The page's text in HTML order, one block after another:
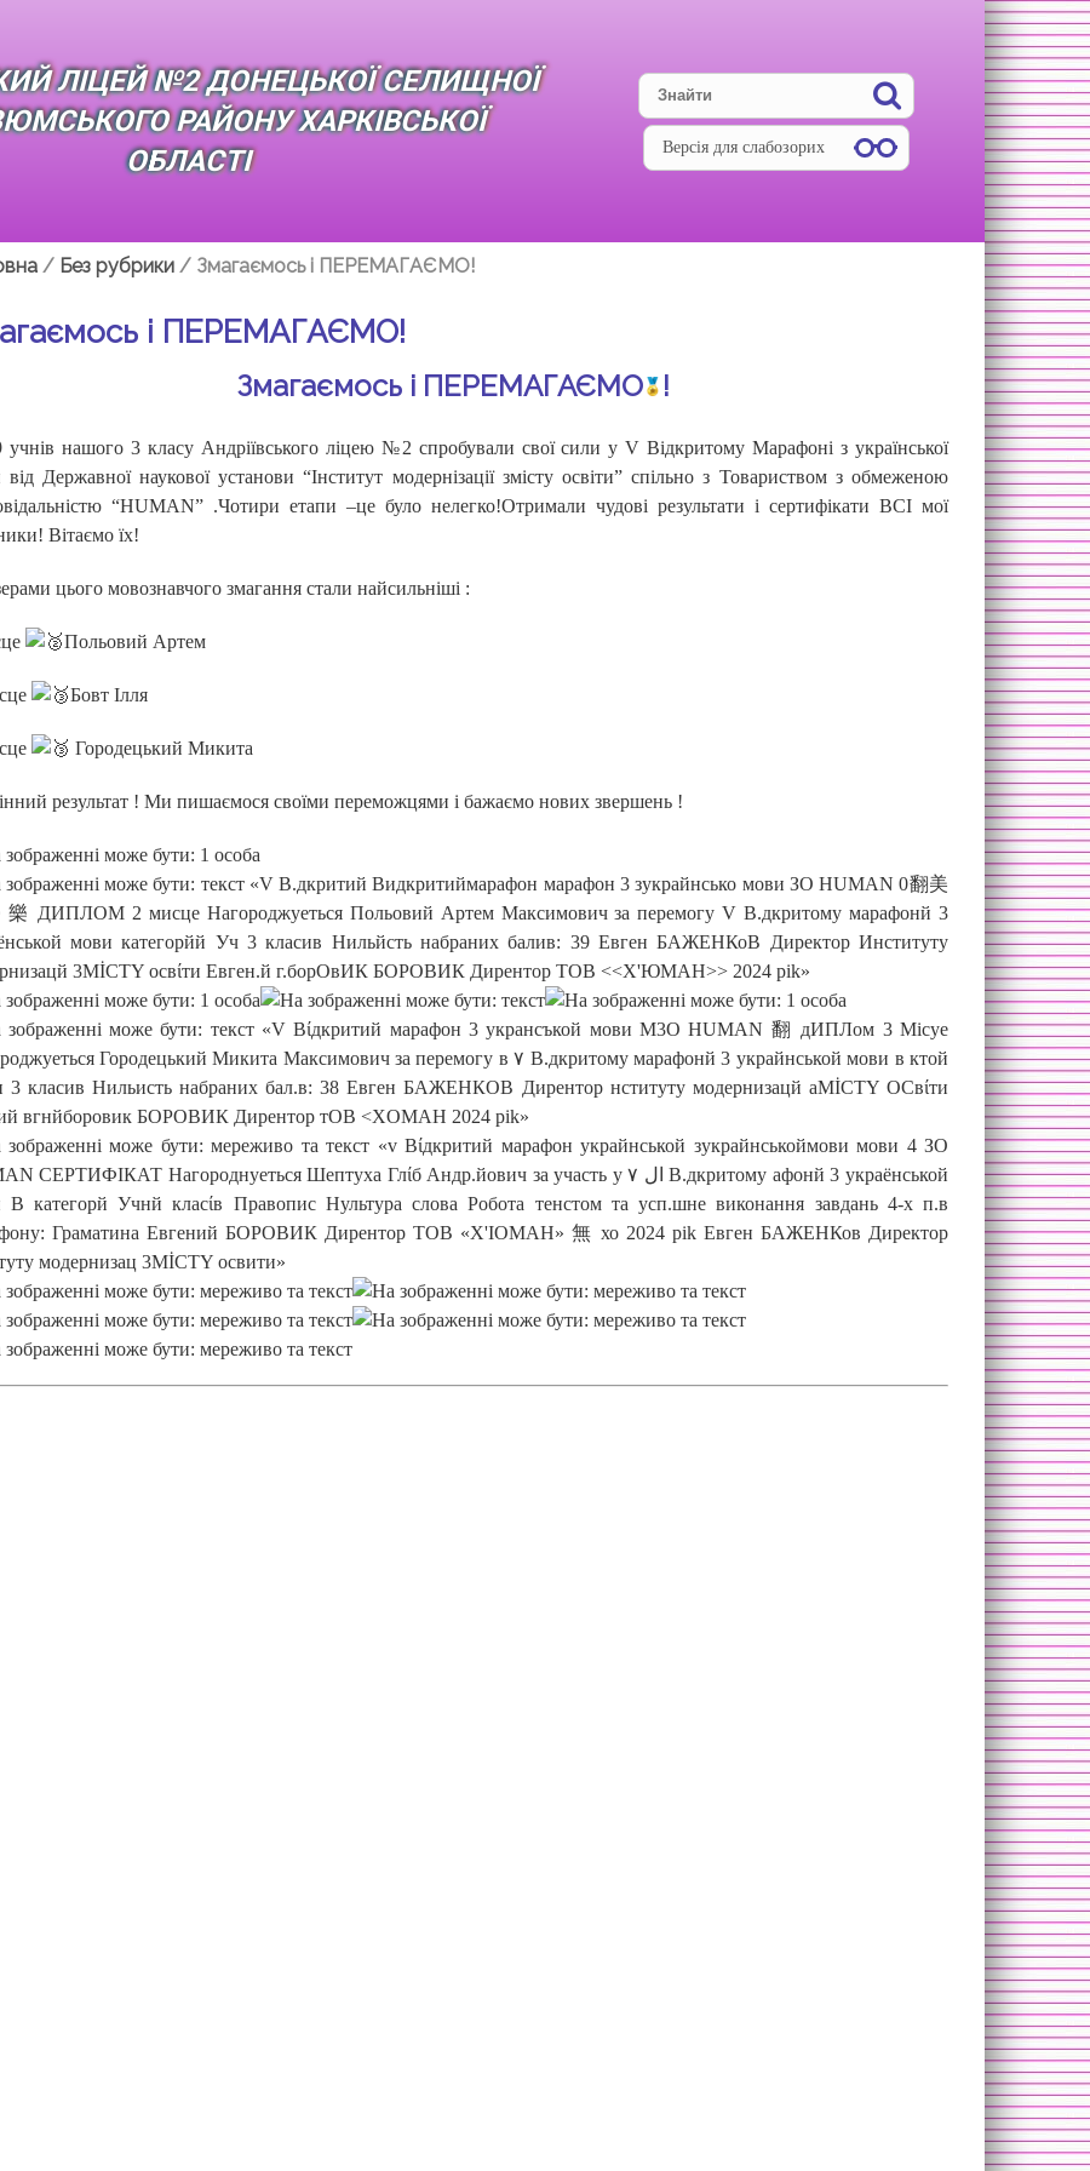
ЛІЦЕЙ №2 ДОНЕЦЬКОЇ СЕЛИЩНОЇ
РАЙОНУ ХАРКІВСЬКОЇ
ОБЛАСТІ
Версія для слабозорих
/ Без рубрики / Змагаємось і ПЕРЕМАГАЄМО!
і ПЕРЕМАГАЄМО!
Змагаємось і ПЕРЕМАГАЄМО !
нашого 3 класу Андріївського ліцею №2 спробували свої сили у V Відкритому Марафоні з української
Державної наукової установи “Інститут модернізації змісту освіти” спільно з Товариством з обмеженою
“HUMAN” .Чотири етапи –це було нелегко!Отримали чудові результати і сертифікати ВСІ мої
Вітаємо їх!
цього мовознавчого змагання стали найсильніші :
Польовий Артем
Бовт Ілля
Городецький Микита
результат ! Ми пишаємося своїми переможцями і бажаємо нових звершень !